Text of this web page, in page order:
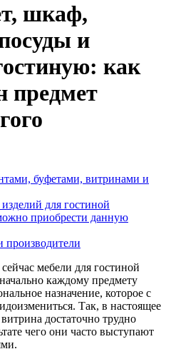
шкаф,
и
как
предмет
буфетами, витринами и
для гостиной
приобрести данную
мебели для гостиной
каждому предмету
назначение, которое с
Так, в настоящее
достаточно трудно
чего они часто выступают